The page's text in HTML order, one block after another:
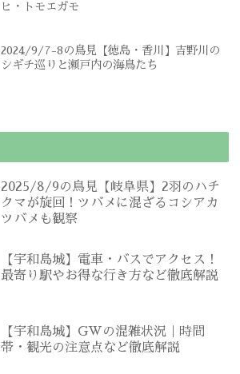
ヒ・トモエガモ
2024/9/7-8の鳥見【徳島・香川】吉野川の
シギチ巡りと瀬戸内の海鳥たち
2025/8/9の鳥見【岐阜県】2羽のハチ
クマが旋回！ツバメに混ざるコシアカ
ツバメも観察
【宇和島城】電車・バスでアクセス！
最寄り駅やお得な行き方など徹底解説
【宇和島城】GWの混雑状況｜時間
帯・観光の注意点など徹底解説